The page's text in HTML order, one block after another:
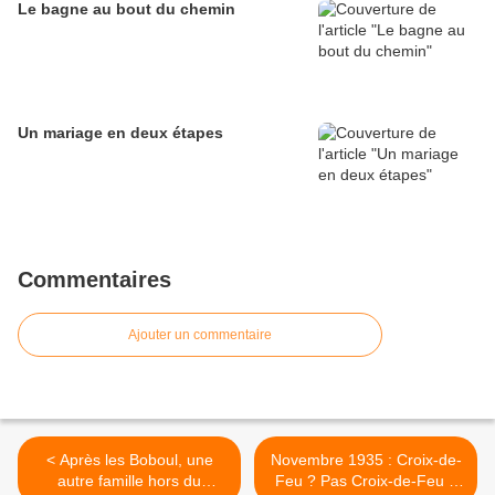
Le bagne au bout du chemin
Un mariage en deux étapes
Commentaires
Ajouter un commentaire
< Après les Boboul, une
autre famille hors du
Novembre 1935 : Croix-de-
Feu ? Pas Croix-de-Feu ?